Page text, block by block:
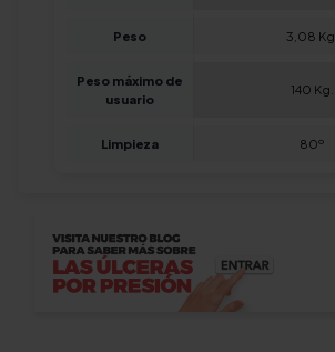
Peso 3,08 Kg.
Peso máximo de
usuario
140 Kg.
Limpieza 80º